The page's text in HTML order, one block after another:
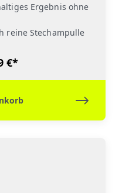
Ergebnis ohne
reine Stechampulle
€*